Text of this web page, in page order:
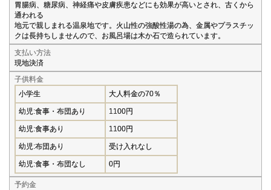
胃腸病、糖尿病、神経痛や皮膚疾患などにも効果が高いとされ、古くから
通われる
地元で親しまれる温泉地です。火山性の強酸性湯の為、金属やプラスチッ
クは長持ちしませんので、お風呂場は木か石で造られています。
支払い方法
現地決済
子供料金
小学生
大人料金の70％
幼児:食事・布団あり 1100円
幼児:食事あり 1100円
幼児:布団あり 受け入れなし
幼児:食事・布団なし 0円
予約金